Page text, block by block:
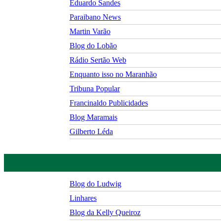
Eduardo Sandes
Paraibano News
Martin Varão
Blog do Lobão
Rádio Sertão Web
Enquanto isso no Maranhão
Tribuna Popular
Francinaldo Publicidades
Blog Maramais
Gilberto Léda
Blog do Ludwig
Linhares
Blog da Kelly Queiroz